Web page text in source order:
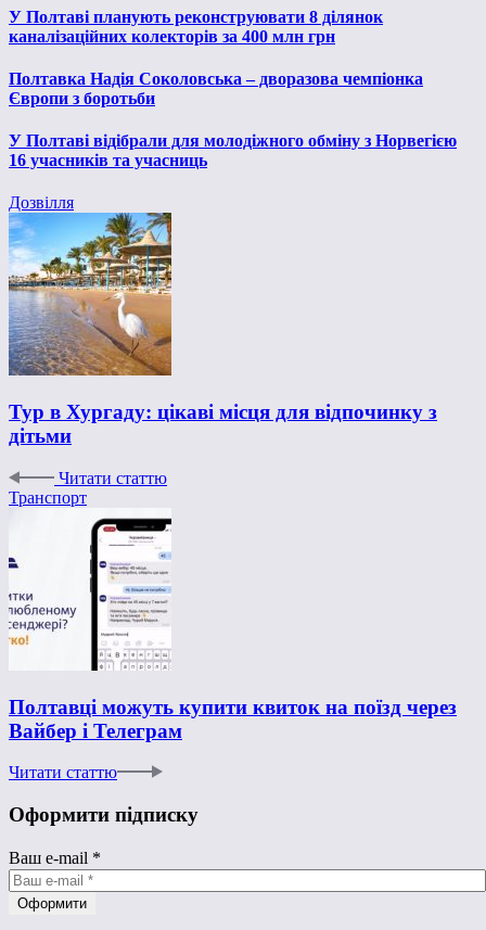
У Полтаві планують реконструювати 8 ділянок
каналізаційних колекторів за 400 млн грн
Полтавка Надія Соколовська – дворазова чемпіонка
Європи з боротьби
У Полтаві відібрали для молодіжного обміну з Норвегією
16 учасників та учасниць
Дозвілля
Тур в Хургаду: цікаві місця для відпочинку з
дітьми
Читати статтю
Транспорт
Полтавці можуть купити квиток на поїзд через
Вайбер і Телеграм
Читати статтю
Оформити підписку
Ваш e-mail *